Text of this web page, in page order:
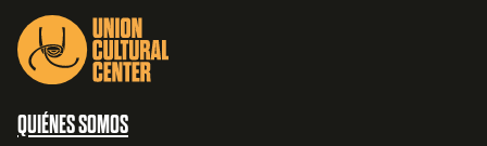
QUIÉNES SOMOS